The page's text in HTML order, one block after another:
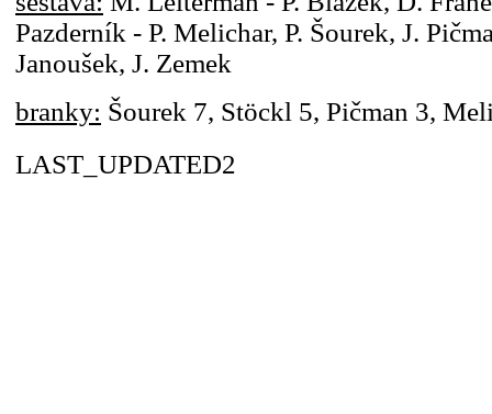
Pazderník - P. Melichar, P. Šourek, J.
Janoušek, J. Zemek
branky: Šourek 7, Stöckl 5, Pičman 3,
LAST_UPDATED2